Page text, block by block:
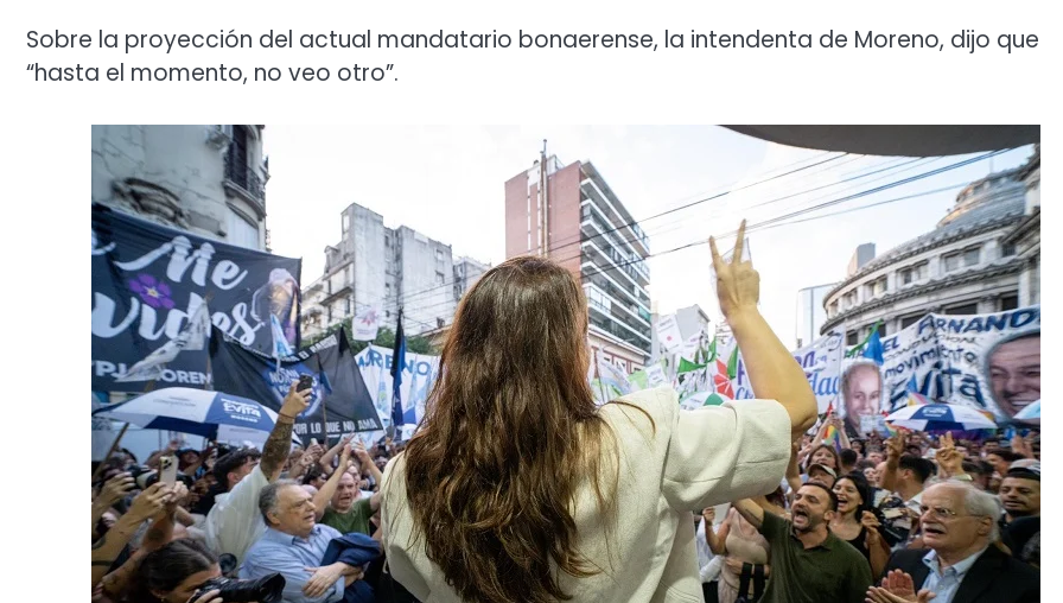
Sobre la proyección del actual mandatario bonaerense, la intendenta de Moreno, dijo que
“hasta el momento, no veo otro”.